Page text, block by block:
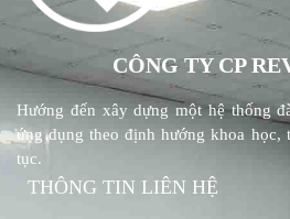
CÔNG TY CP
Hướng đến xây dựng một hệ thống
ứng dụng theo định hướng khoa học,
tục.
THÔNG TIN LIÊN HỆ